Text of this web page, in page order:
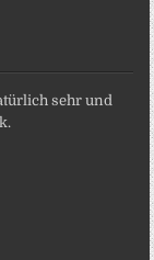
sehr und